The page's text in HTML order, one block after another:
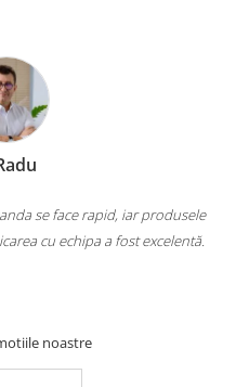
se face rapid, iar produsele
cu echipa a fost excelentă.
noastre